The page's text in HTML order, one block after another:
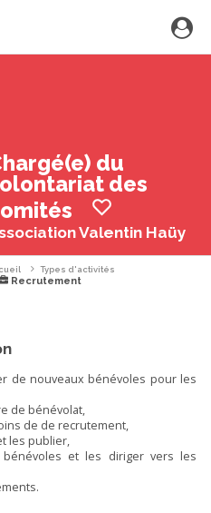
du
des
Valentin Haüy
Types d'activités
Recrutement
de nouveaux bénévoles pour les
de bénévolat,
de de recrutement,
les publier,
bénévoles et les diriger vers les